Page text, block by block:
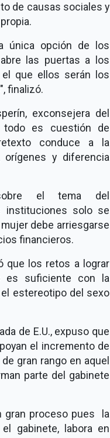
de causas sociales y
única opción de los
las puertas a los
que ellos serán los
finalizó.
exconsejera del
todo es cuestión de
conduce a la
orígenes y diferencia
el tema del
instituciones solo se
debe arriesgarse
financieros.
que los retos a lograr
es suficiente con la
estereotipo del sexo
de E.U., expuso que
el incremento de
gran rango en aquel
parte del gabinete
gran proceso pues la
gabinete, labora en